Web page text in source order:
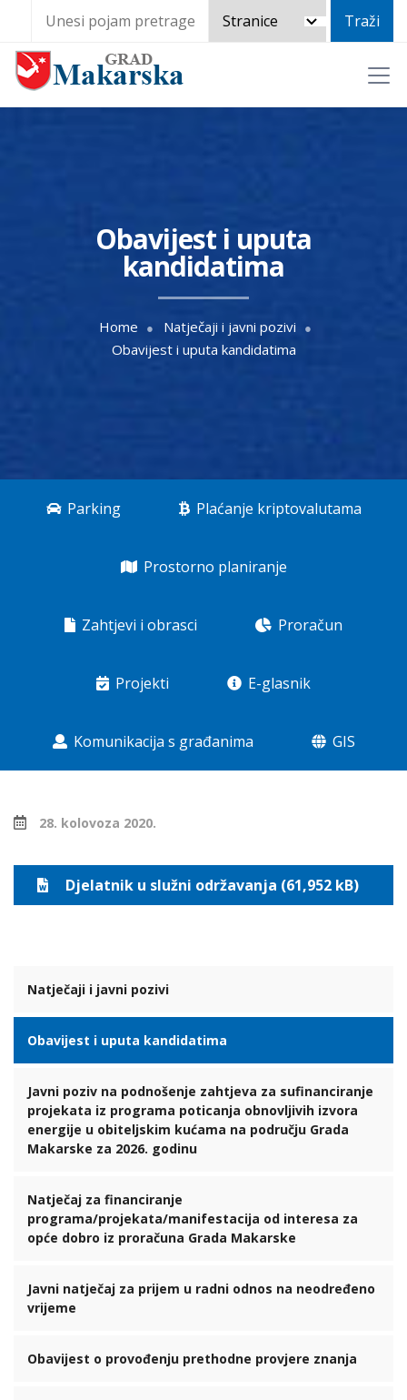
Obavijest i uputa
kandidatima
Home
Natječaji i javni pozivi
Obavijest i uputa kandidatima
Parking Plaćanje kriptovalutama
Prostorno planiranje
Zahtjevi i obrasci Proračun
Projekti E-glasnik
Komunikacija s građanima GIS
28. kolovoza 2020.
Djelatnik u služni održavanja (61,952 kB)
Natječaji i javni pozivi
Obavijest i uputa kandidatima
Javni poziv na podnošenje zahtjeva za sufinanciranje
projekata iz programa poticanja obnovljivih izvora
energije u obiteljskim kućama na području Grada
Makarske za 2026. godinu
Natječaj za financiranje
programa/projekata/manifestacija od interesa za
opće dobro iz proračuna Grada Makarske
Javni natječaj za prijem u radni odnos na neodređeno
vrijeme
Obavijest o provođenju prethodne provjere znanja